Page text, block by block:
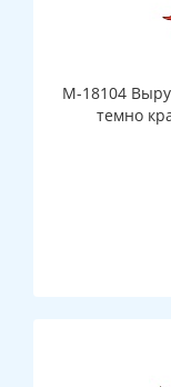
М-18104
темно